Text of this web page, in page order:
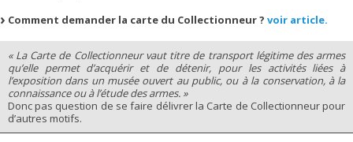
Comment demander la carte du Collectionneur ? voir article.
« La Carte de Collectionneur vaut titre de transport légitime des armes
qu’elle permet d’acquérir et de détenir, pour les activités liées à
l’exposition dans un musée ouvert au public, ou à la conservation, à la
connaissance ou à l’étude des armes. »
Donc pas question de se faire délivrer la Carte de Collectionneur pour
d’autres motifs.